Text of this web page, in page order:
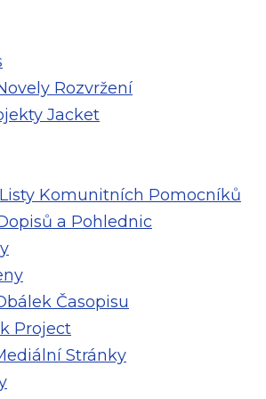
Rozvržení
Jacket
Komunitních Pomocníků
a Pohlednic
Časopisu
Project
Stránky